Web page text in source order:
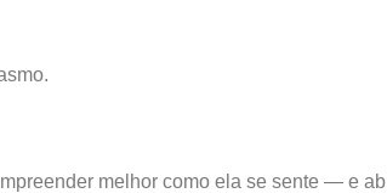
melhor como ela se sente — e